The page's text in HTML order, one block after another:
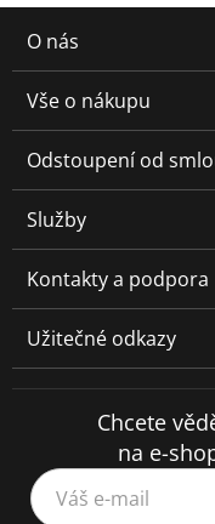
O nás
Vše o nákupu
Odstoupení od
Služby
Kontakty a podpora
Užitečné odkazy
Chcete
na e-
Váš e-mail